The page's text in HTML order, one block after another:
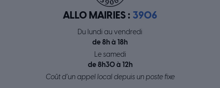
ALLO MAIRIES : 3906
Du lundi au vendredi
de 8h à 18h
Le samedi
de 8h30 à 12h
Coût d’un appel local depuis un poste fixe